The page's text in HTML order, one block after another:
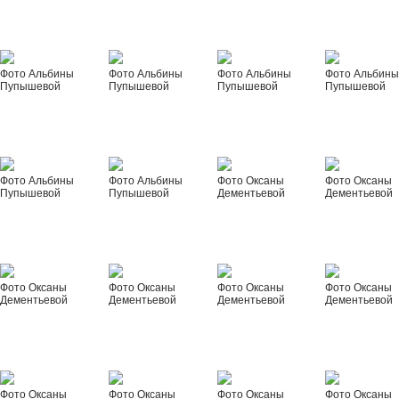
Фото Альбины
Пупышевой
Фото Альбины
Пупышевой
Фото Альбины
Пупышевой
Фото Альбины
Пупышевой
Фото Альбины
Пупышевой
Фото Альбины
Пупышевой
Фото Оксаны
Дементьевой
Фото Оксаны
Дементьевой
Фото Оксаны
Дементьевой
Фото Оксаны
Дементьевой
Фото Оксаны
Дементьевой
Фото Оксаны
Дементьевой
Фото Оксаны
Фото Оксаны
Фото Оксаны
Фото Оксаны